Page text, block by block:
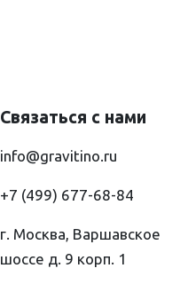
Связаться с нами
info@gravitino.ru
+7 (499) 677-68-84
г. Москва, Варшавское
шоссе д. 9 корп. 1